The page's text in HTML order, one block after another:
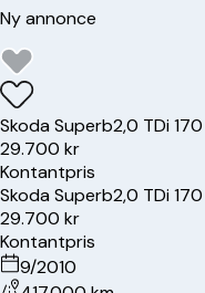
Ny annonce
SkodaSuperb2,0 TDi
29.700 kr
Kontantpris
SkodaSuperb2,0 TDi
29.700 kr
Kontantpris
9/2010